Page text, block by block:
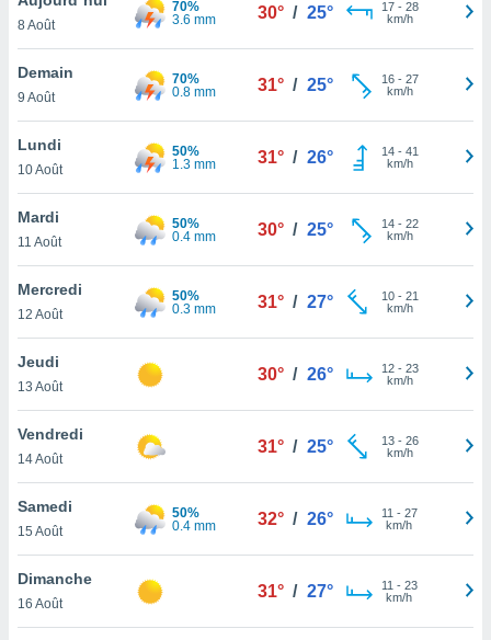
et
»,
au
vous
qu'ils
ou
le
ainsi
un
la
du
en
8 Août
70%
3.6 mm
30° / 25° 17- 28
km/h
Demain
9 Août
70%
0.8 mm
31° / 25° 16- 27
km/h
Lundi
10 Août
50%
1.3 mm
31° / 26° 14- 41
km/h
Mardi
11 Août
50%
0.4 mm
30° / 25° 14- 22
km/h
Mercredi
12 Août
50%
0.3 mm
31° / 27° 10- 21
km/h
Jeudi
13 Août
30° / 26° 12- 23
km/h
Vendredi
14 Août
31° / 25° 13- 26
km/h
Samedi
15 Août
50%
0.4 mm
32° / 26° 11 - 27
km/h
Dimanche
16 Août
31° / 27° 11 - 23
km/h